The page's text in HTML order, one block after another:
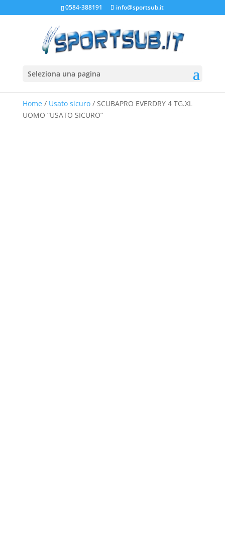
0584-388191 info@sportsub.it
Seleziona una pagina
Home/ Usato sicuro/ SCUBAPRO EVERDRY 4 TG.XL
UOMO “USATO SICURO”